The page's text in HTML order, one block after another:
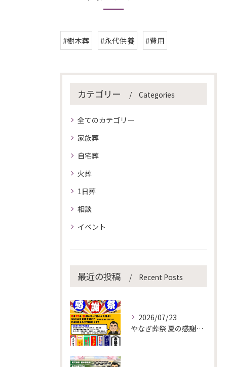
#樹木葬 #永代供養 #費用
カテゴリー Categories
全てのカテゴリー
家族葬
自宅葬
火葬
1日葬
相談
イベント
最近の投稿 Recent Posts
2026/07/23
やなぎ葬祭 夏の感謝祭を開催します！